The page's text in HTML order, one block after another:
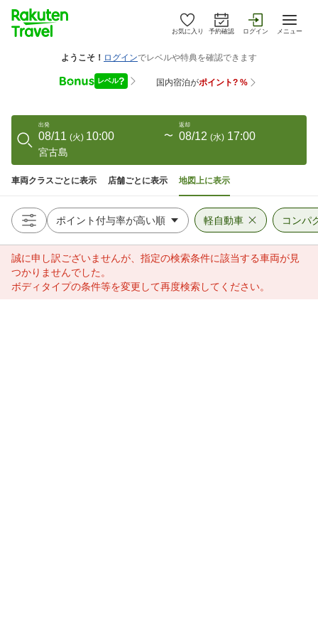
お気に入り 予約確認 ログイン メニュー
出発
08/11 (火) 10:00 〜
返却
08/12 (水) 17:00
宮古島
車両クラスごとに表示 店舗ごとに表示 地図上に表示
軽自動車 コンパ
誠に申し訳ございませんが、指定の検索条件に該当する車両が見
つかりませんでした。
ボディタイプの条件等を変更して再度検索してください。